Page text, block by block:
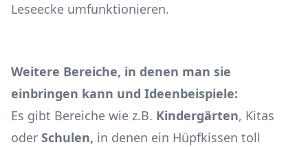
Leseecke umfunktionieren.
Weitere Bereiche, in denen man sie
einbringen kann und Ideenbeispiele:
Es gibt Bereiche wie z.B. Kindergärten, Kitas
oder Schulen, in denen ein Hüpfkissen toll